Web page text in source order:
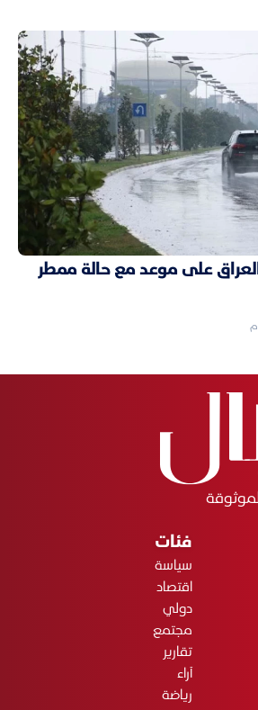
على موعد مع حالة ممطر
فئات
سياسة
اقتصاد
دولي
مجتمع
تقارير
آراء
رياضة